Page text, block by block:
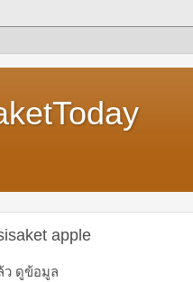
apple
ว ดูข้อมูล